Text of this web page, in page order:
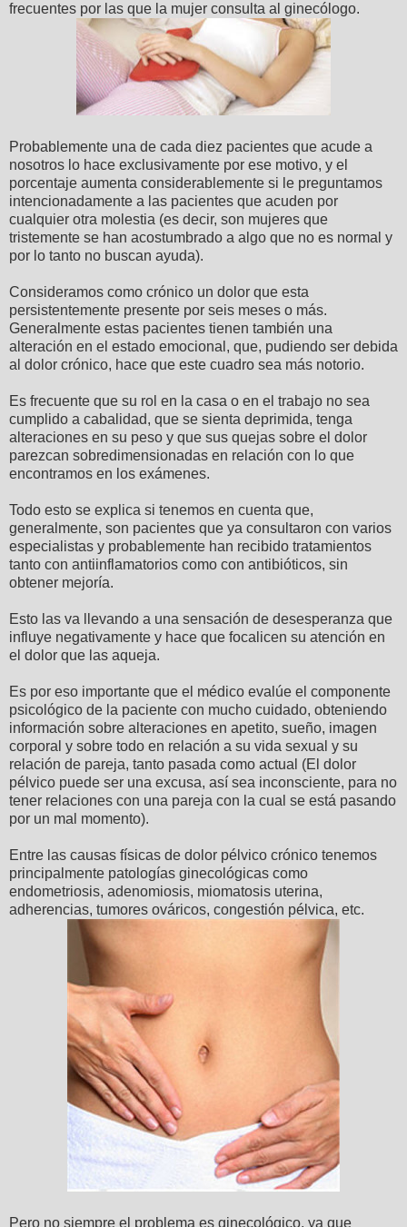
frecuentes por las que la mujer consulta al ginecólogo.
Probablemente una de cada diez pacientes que acude a
nosotros lo hace exclusivamente por ese motivo, y el
porcentaje aumenta considerablemente si le preguntamos
intencionadamente a las pacientes que acuden por
cualquier otra molestia (es decir, son mujeres que
tristemente se han acostumbrado a algo que no es normal y
por lo tanto no buscan ayuda).
Consideramos como crónico un dolor que esta
persistentemente presente por seis meses o más.
Generalmente estas pacientes tienen también una
alteración en el estado emocional, que, pudiendo ser debida
al dolor crónico, hace que este cuadro sea más notorio.
Es frecuente que su rol en la casa o en el trabajo no sea
cumplido a cabalidad, que se sienta deprimida, tenga
alteraciones en su peso y que sus quejas sobre el dolor
parezcan sobredimensionadas en relación con lo que
encontramos en los exámenes.
Todo esto se explica si tenemos en cuenta que,
generalmente, son pacientes que ya consultaron con varios
especialistas y probablemente han recibido tratamientos
tanto con antiinflamatorios como con antibióticos, sin
obtener mejoría.
Esto las va llevando a una sensación de desesperanza que
influye negativamente y hace que focalicen su atención en
el dolor que las aqueja.
Es por eso importante que el médico evalúe el componente
psicológico de la paciente con mucho cuidado, obteniendo
información sobre alteraciones en apetito, sueño, imagen
corporal y sobre todo en relación a su vida sexual y su
relación de pareja, tanto pasada como actual (El dolor
pélvico puede ser una excusa, así sea inconsciente, para no
tener relaciones con una pareja con la cual se está pasando
por un mal momento).
Entre las causas físicas de dolor pélvico crónico tenemos
principalmente patologías ginecológicas como
endometriosis, adenomiosis, miomatosis uterina,
adherencias, tumores ováricos, congestión pélvica, etc.
Pero no siempre el problema es ginecológico, ya que